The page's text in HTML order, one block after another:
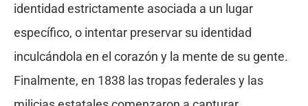
identidad estrictamente asociada a un lugar
específico, o intentar preservar su identidad
inculcándola en el corazón y la mente de su gente.
Finalmente, en 1838 las tropas federales y las